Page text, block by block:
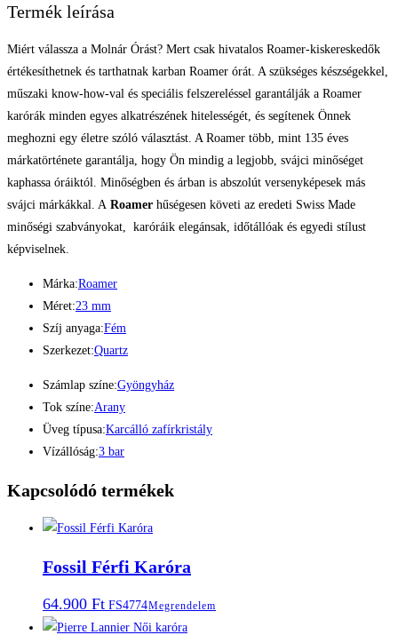
Termék leírása
Miért válassza a Molnár Órást? Mert csak hivatalos Roamer-kiskereskedők
értékesíthetnek és tarthatnak karban Roamer órát. A szükséges készségekkel,
műszaki know-how-val és speciális felszereléssel garantálják a Roamer
karórák minden egyes alkatrészének hitelességét, és segítenek Önnek
meghozni egy életre szóló választást. A Roamer több, mint 135 éves
márkatörténete garantálja, hogy Ön mindig a legjobb, svájci minőséget
kaphassa óráiktól. Minőségben és árban is abszolút versenyképesek más
svájci márkákkal. A Roamer hűségesen követi az eredeti Swiss Made
minőségi szabványokat, karóráik elegánsak, időtállóak és egyedi stílust
képviselnek.
Márka:Roamer
Méret:23 mm
Szíj anyaga:Fém
Szerkezet:Quartz
Számlap színe:Gyöngyház
Tok színe:Arany
Üveg típusa:Karcálló zafírkristály
Vízállóság:3 bar
Kapcsolódó termékek
Fossil Férfi Karóra
64.900 Ft FS4774Megrendelem